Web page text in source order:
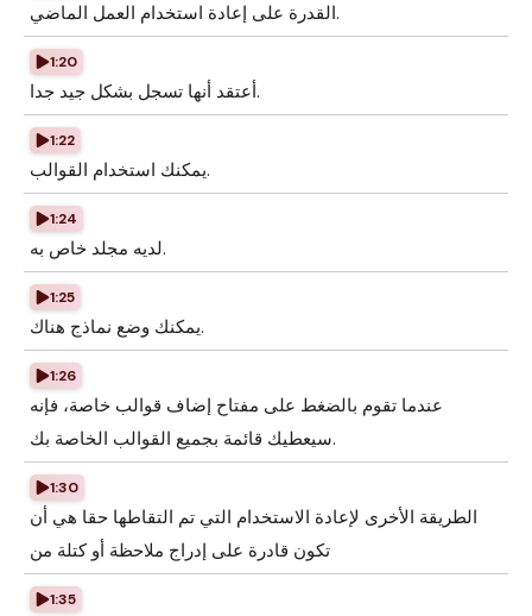
القدرة على إعادة استخدام العمل الماضي.
1:20
أعتقد أنها تسجل بشكل جيد جدا.
1:22
يمكنك استخدام القوالب.
1:24
لديه مجلد خاص به.
1:25
يمكنك وضع نماذج هناك.
1:26
عندما تقوم بالضغط على مفتاح إضاف قوالب خاصة، فإنه
سيعطيك قائمة بجميع القوالب الخاصة بك.
1:30
الطريقة الأخرى لإعادة الاستخدام التي تم التقاطها حقا هي أن
تكون قادرة على إدراج ملاحظة أو كتلة من
1:35